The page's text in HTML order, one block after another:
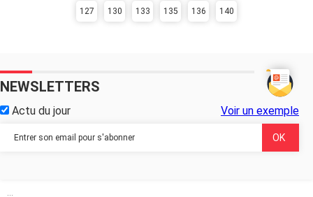
127 130 133 135 136 140
NEWSLETTERS
Actu du jour Voir un exemple
...